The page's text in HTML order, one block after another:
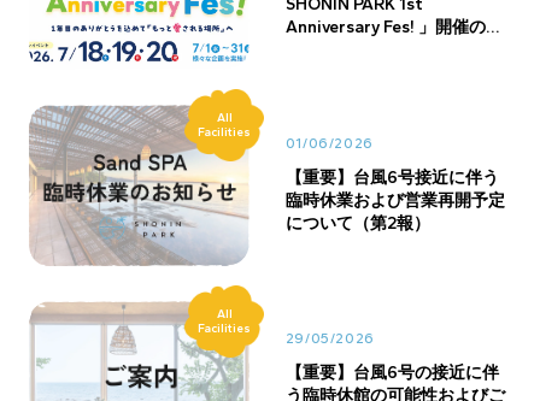
SHONIN PARK 1st
Anniversary Fes! 」開催のお
All
Facilities
01/06/2026
【重要】台風6号接近に伴う
臨時休業および営業再開予定
について（第2報）
All
Facilities
29/05/2026
【重要】台風6号の接近に伴
う臨時休館の可能性およびご